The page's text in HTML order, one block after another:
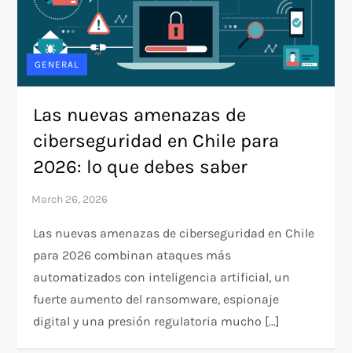
GENERAL
Las nuevas amenazas de
ciberseguridad en Chile para
2026: lo que debes saber
Las nuevas amenazas de ciberseguridad en Chile
para 2026 combinan ataques más
automatizados con inteligencia artificial, un
fuerte aumento del ransomware, espionaje
digital y una presión regulatoria mucho […]